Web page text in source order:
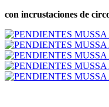
con incrustaciones de